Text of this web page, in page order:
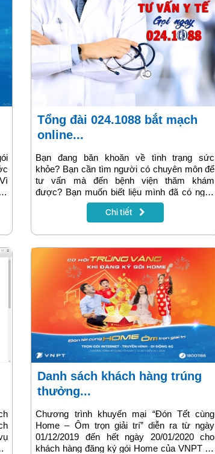
Tổng đài 024.1088 bắt mạch
online...
Bạn đang băn khoăn về tình trạng sức
khỏe? Bạn cần tìm người có chuyên môn để
tư vấn mà đến bệnh viện thăm khám
được? Bạn muốn biết liệu mình đã có nguy
cơ lây bệnh covid 19 chưa?… Chỉ cần nhấc
máy gọi ngay tổng đài 024.1088–VNPT Hà
bạn!
Chi tiết
Danh sách khách hàng trúng
thưởng...
Chương trình khuyến mại “Đón Tết cùng
Home – Ôm trọn giải trí” diễn ra từ ngày
01/12/2019 đến hết ngày 20/01/2020 cho
khách hàng đăng ký gói Home của VNPT đã